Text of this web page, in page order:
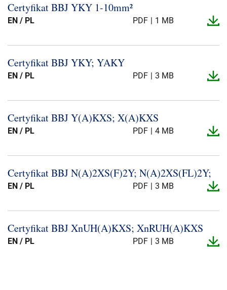
Certyfikat BBJ YKY 1-​10mm²
EN / PL PDF 1 MB
Certyfikat BBJ YKY; YAKY
EN / PL PDF 3 MB
Certyfikat BBJ Y(A)KXS; X(A)KXS
EN / PL PDF 4 MB
Certyfikat BBJ N(A)2XS(F)2Y; N(A)2XS(FL)2Y;
EN / PL PDF 3 MB
Certyfikat BBJ XnUH(A)KXS; XnRUH(A)KXS
EN / PL PDF 3 MB